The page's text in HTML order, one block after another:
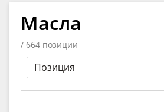
Масла
/ 664 позиции